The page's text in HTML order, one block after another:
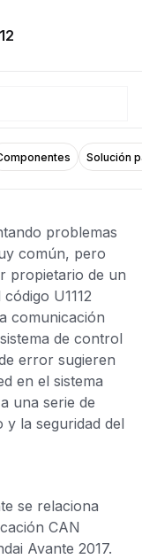
Solución
problemas
común, pero
propietario de un
U1112
comunicación
de control
error sugieren
en el sistema
una serie de
y la seguridad del
se relaciona
CAN
Avante 2017.